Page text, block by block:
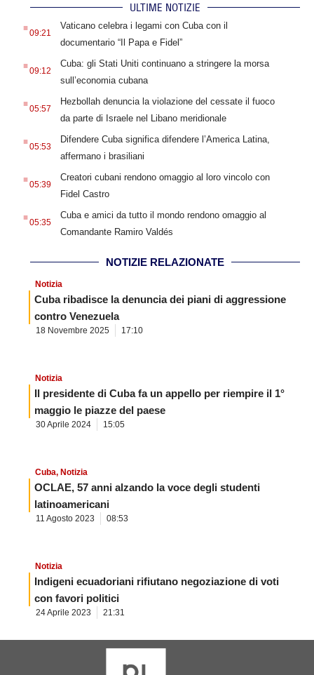
ULTIME NOTIZIE
.09:21
Vaticano celebra i legami con Cuba con il
documentario “Il Papa e Fidel”
.09:12
Cuba: gli Stati Uniti continuano a stringere la morsa
sull’economia cubana
.05:57
Hezbollah denuncia la violazione del cessate il fuoco
da parte di Israele nel Libano meridionale
.05:53
Difendere Cuba significa difendere l’America Latina,
affermano i brasiliani
.05:39
Creatori cubani rendono omaggio al loro vincolo con
Fidel Castro
.05:35
Cuba e amici da tutto il mondo rendono omaggio al
Comandante Ramiro Valdés
NOTIZIE RELAZIONATE
Notizia
Cuba ribadisce la denuncia dei piani di aggressione
contro Venezuela
18 Novembre 2025 17:10
Notizia
Il presidente di Cuba fa un appello per riempire il 1°
maggio le piazze del paese
30 Aprile 2024 15:05
Cuba, Notizia
OCLAE, 57 anni alzando la voce degli studenti
latinoamericani
11 Agosto 2023 08:53
Notizia
Indigeni ecuadoriani rifiutano negoziazione di voti
con favori politici
24 Aprile 2023 21:31